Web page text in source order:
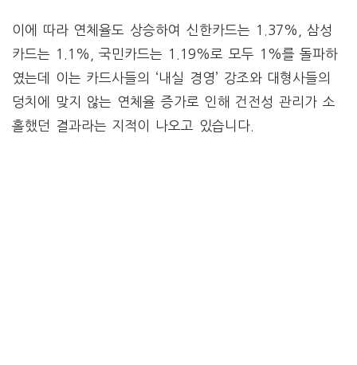
이에 따라 연체율도 상승하여 신한카드는 1.37%, 삼성
카드는 1.1%, 국민카드는 1.19%로 모두 1%를 돌파하
였는데 이는 카드사들의 ‘내실 경영’ 강조와 대형사들의
덩치에 맞지 않는 연체율 증가로 인해 건전성 관리가 소
홀했던 결과라는 지적이 나오고 있습니다.